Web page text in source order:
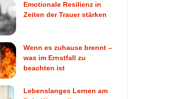
Emotionale Resilienz in
Zeiten der Trauer stärken
Wenn es zuhause brennt –
was im Ernstfall zu
beachten ist
Lebenslanges Lernen am